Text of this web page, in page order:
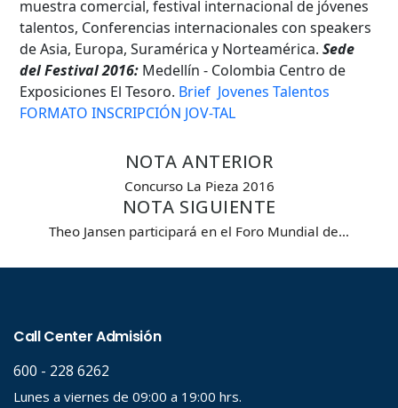
muestra comercial, festival internacional de jóvenes
talentos, Conferencias internacionales con speakers
de Asia, Europa, Suramérica y Norteamérica.Sede
del Festival 2016: Medellín - Colombia Centro de
Exposiciones El Tesoro. Brief Jovenes Talentos
FORMATO INSCRIPCIÓN JOV-TAL
NOTA ANTERIOR
Concurso La Pieza 2016
NOTA SIGUIENTE
Theo Jansen participará en el Foro Mundial de…